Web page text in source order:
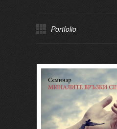
Portfolio